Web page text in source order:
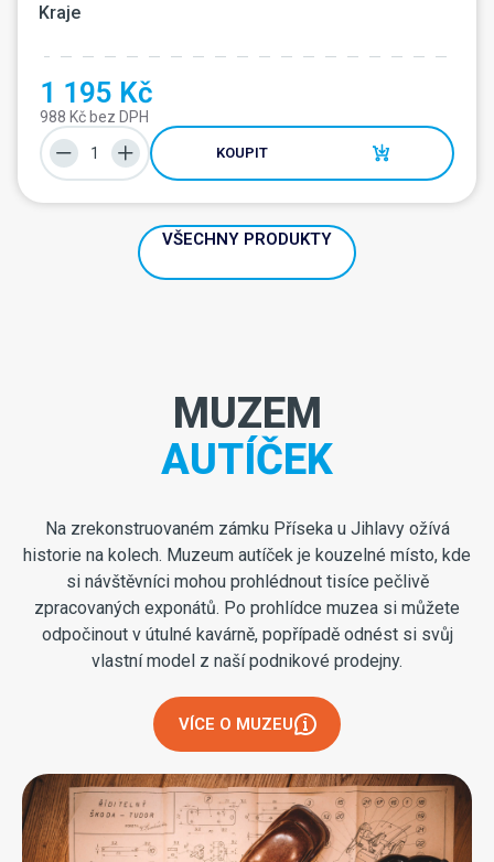
Kraje
1 195 Kč
988 Kč bez DPH
KOUPIT
VŠECHNY PRODUKTY
MUZEM
AUTÍČEK
Na zrekonstruovaném zámku Příseka u Jihlavy ožívá
historie na kolech. Muzeum autíček je kouzelné místo, kde
si návštěvníci mohou prohlédnout tisíce pečlivě
zpracovaných exponátů. Po prohlídce muzea si můžete
odpočinout v útulné kavárně, popřípadě odnést si svůj
vlastní model z naší podnikové prodejny.
VÍCE O MUZEU